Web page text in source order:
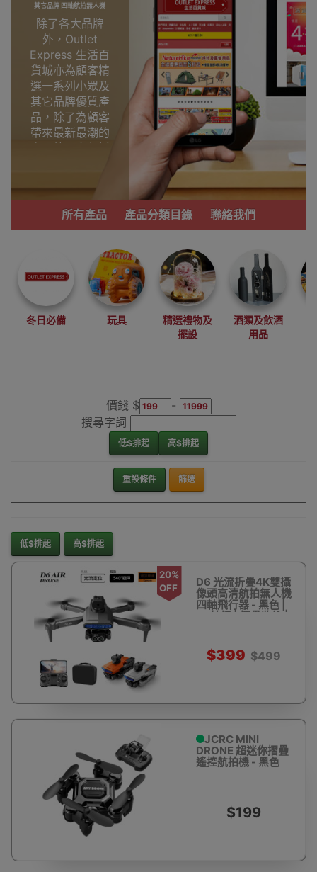
其它品牌 四軸航拍無人機
除了各大品牌
外，Outlet
Express 生活百
貨城亦為顧客精
選一系列小眾及
其它品牌優質產
品，除了為顧客
帶來最新最潮的
產品外，亦包括
功能齊備的產
品。
我們每月會固定
尋找最更新、最
潮、有特色而且
優惠的優質產
品，從用家的角
度為你帶來你的
最好選擇。
所有產品 產品分類目錄 聯絡我們
冬日必備 玩具
精選禮物及
擺設
酒類及飲酒
用品
價錢 $
-
搜尋字詞
低$排起 高$排起
重設條件 篩選
低$排起 高$排起
20%
OFF
D6 光流折疊4K雙攝
像頭高清航拍無人機
四軸飛行器 - 黑色 |
4K拍攝 | 摺疊收納 |
$399 $499
JCRC MINI
DRONE 超迷你摺疊
遙控航拍機 - 黑色
$199